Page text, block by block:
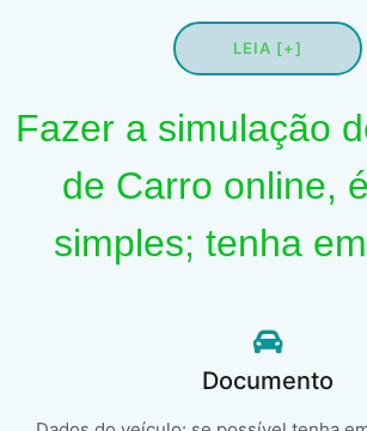
LEIA [+]
Fazer a simulação
de Carro online,
simples; tenha
Documento